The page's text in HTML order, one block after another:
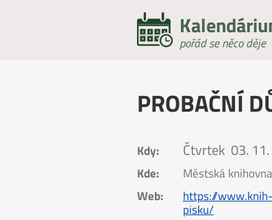
pořád se něco děje
PROBAČNÍ
Kdy: Čtvrtek 03.
Kde:
Městská
Web:
https://
pisku/